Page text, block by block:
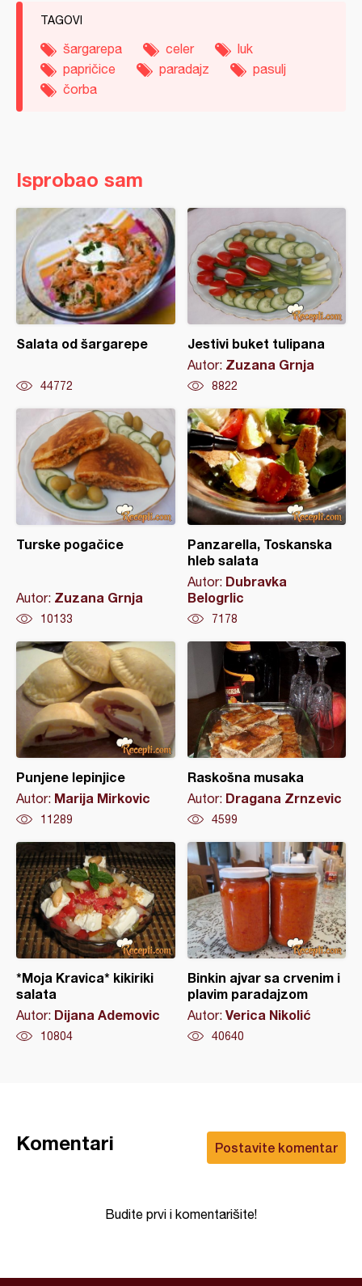
TAGOVI
šargarepa celer
luk
papričice
paradajz
pasulj
čorba
Isprobao sam
Salata od šargarepe
44772
Jestivi buket tulipana
Autor: Zuzana Grnja
8822
Turske pogačice
Autor: Zuzana Grnja
10133
Panzarella, Toskanska
hleb salata
Autor: Dubravka
Belogrlic
7178
Punjene lepinjice
Autor: Marija Mirkovic
11289
Raskošna musaka
Autor: Dragana Zrnzevic
4599
*Moja Kravica* kikiriki
salata
Autor: Dijana Ademovic
10804
Binkin ajvar sa crvenim i
plavim paradajzom
Autor: Verica Nikolić
40640
Postavite komentar
Komentari
Budite prvi i komentarišite!